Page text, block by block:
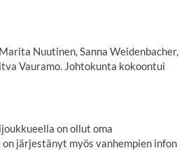
Nuutinen, Sanna Weidenbacher,
Vauramo. Johtokunta kokoontui
on ollut oma
järjestänyt myös vanhempien infon